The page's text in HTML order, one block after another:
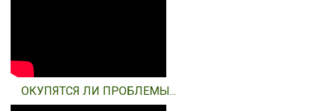
ОКУПЯТСЯ ЛИ ПРОБЛЕМЫ...